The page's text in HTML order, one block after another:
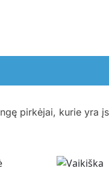
pirkėjai, kurie yra